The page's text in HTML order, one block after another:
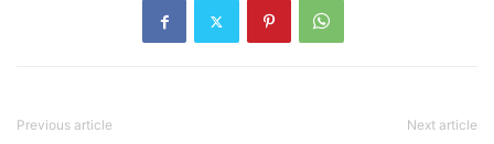
Previous article Next article